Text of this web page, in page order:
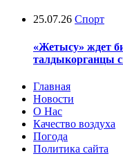
25.07.26 Спорт
«Жетысу» ждет
талдыкорганцы
Главная
Новости
О Нас
Качество воздуха
Погода
Политика сайта